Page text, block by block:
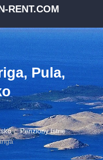
RENT.COM
Pula,
Penziony Istrie